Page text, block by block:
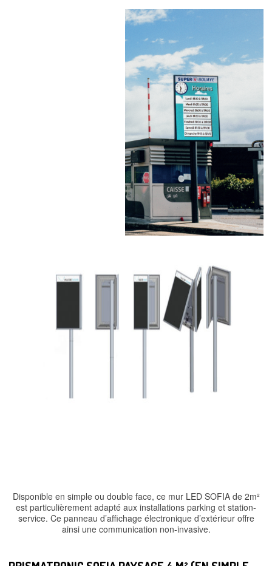
Disponible en simple ou double face, ce mur LED SOFIA de 2m²
est particulièrement adapté aux installations parking et station-
service. Ce panneau d’affichage électronique d’extérieur offre
ainsi une communication non-invasive.